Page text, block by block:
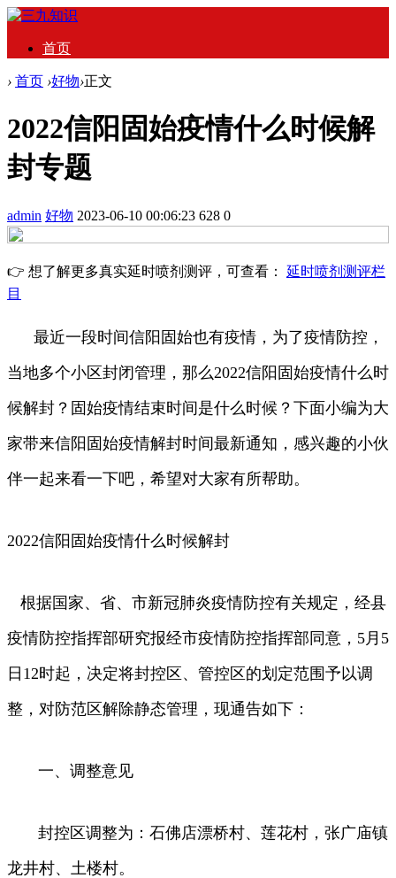
首页
› 首页 ›好物›正文
2022信阳固始疫情什么时候解
封专题
admin 好物 2023-06-10 00:06:23 628 0
👉 想了解更多真实延时喷剂测评，可查看： 延时喷剂测评栏
目
最近一段时间信阳固始也有疫情，为了疫情防控，
当地多个小区封闭管理，那么2022信阳固始疫情什么时
候解封？固始疫情结束时间是什么时候？下面小编为大
家带来信阳固始疫情解封时间最新通知，感兴趣的小伙
伴一起来看一下吧，希望对大家有所帮助。
2022信阳固始疫情什么时候解封
根据国家、省、市新冠肺炎疫情防控有关规定，经县
疫情防控指挥部研究报经市疫情防控指挥部同意，5月5
日12时起，决定将封控区、管控区的划定范围予以调
整，对防范区解除静态管理，现通告如下：
一、调整意见
封控区调整为：石佛店漂桥村、莲花村，张广庙镇
龙井村、土楼村。